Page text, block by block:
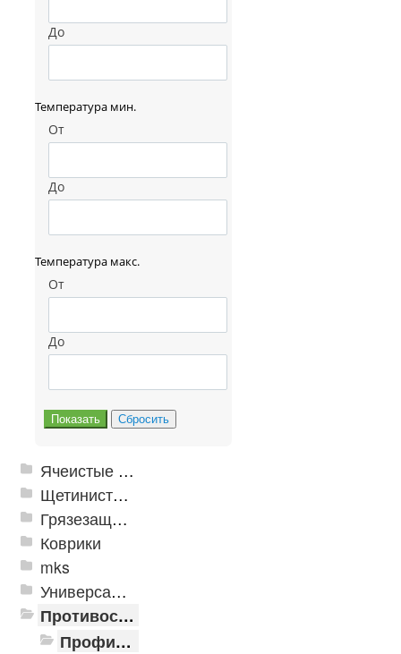
До
Температура мин.
От
До
Температура макс.
От
До
Ячеистые грязезащитные покрытия
Щетинистые покрытия
Грязезащитные, влаговпитывающие покрытия
Коврики
mks
Универсальные модульные покрытия
Противоскользящая защита для лестниц, профили, ленты
Профили алюминиевые с резиновой вставкой